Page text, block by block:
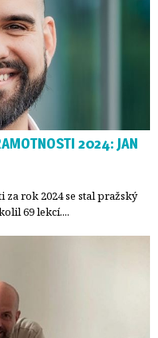
2024: JAN
rok 2024 se stal pražský
69 lekcí....